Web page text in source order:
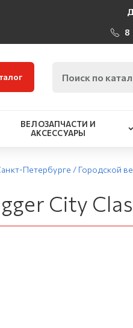
8
ВЕЛОЗАПЧАСТИ И
АКСЕССУАРЫ
Петербурге / Городской
City